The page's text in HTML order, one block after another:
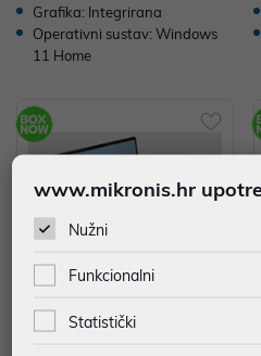
Grafika: Integrirana
Operativni sustav: Windows
11 Home
www.mikronis.hr
Nužni
Funkcionalni
Statistički